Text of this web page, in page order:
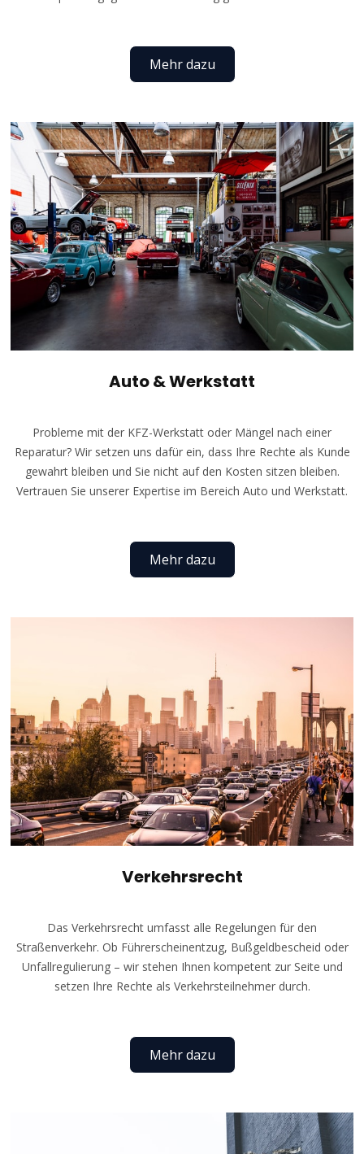
Mehr dazu
Auto & Werkstatt
Probleme mit der KFZ-Werkstatt oder Mängel nach einer
Reparatur? Wir setzen uns dafür ein, dass Ihre Rechte als Kunde
gewahrt bleiben und Sie nicht auf den Kosten sitzen bleiben.
Vertrauen Sie unserer Expertise im Bereich Auto und Werkstatt.
Mehr dazu
Verkehrsrecht
Das Verkehrsrecht umfasst alle Regelungen für den
Straßenverkehr. Ob Führerscheinentzug, Bußgeldbescheid oder
Unfallregulierung – wir stehen Ihnen kompetent zur Seite und
setzen Ihre Rechte als Verkehrsteilnehmer durch.
Mehr dazu